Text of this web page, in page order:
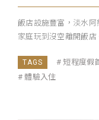
飯店設施豐富，淡水
家庭玩到沒空離開飯
短程度假
體驗入住